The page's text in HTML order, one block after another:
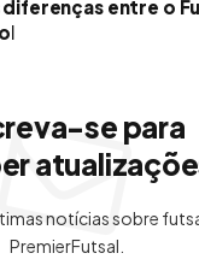
diferenças entre o
se para
notícias sobre
PremierFutsal.